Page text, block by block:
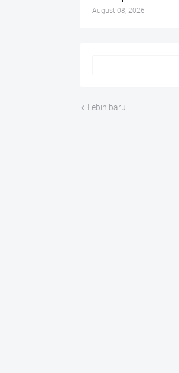
August 08, 2026
Lebih baru